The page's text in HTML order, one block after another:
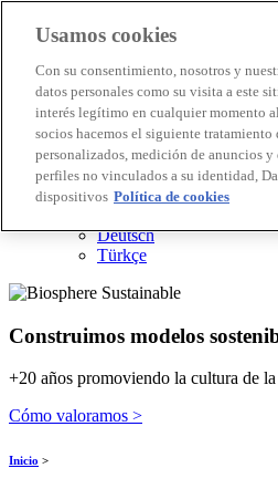
Empresas Biosphere
Cómo valoramos
Quienes somos
ES
English
Português
Français
Deutsch
Türkçe
Construimos modelos
+20 años promoviendo la cultura de
Cómo valoramos >
Inicio >
Usamos cookies
Con su consentimiento, nosotros y
datos personales como su visita a este
interés legítimo en cualquier momento
socios hacemos el siguiente
personalizados, medición de anuncios
perfiles no vinculados a su identidad,
dispositivos Política de cookies